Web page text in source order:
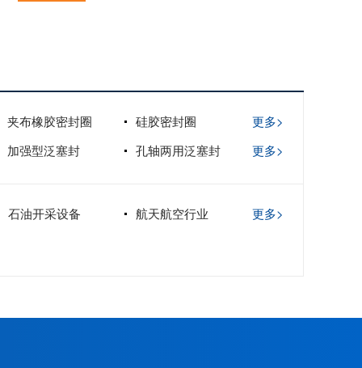
夹布橡胶密封圈 硅胶密封圈
更多>
加强型泛塞封
孔轴两用泛塞封 更多>
石油开采设备 航天航空行业 更多>